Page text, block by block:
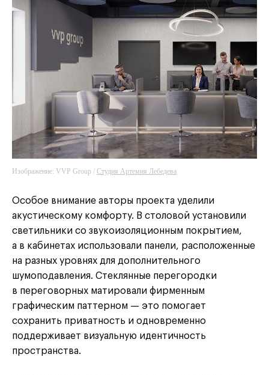
Изображение: VVP Group / Студия Артемия Лебедева
Особое внимание авторы проекта уделили
акустическому комфорту. В столовой установили
светильники со звукоизоляционным покрытием,
а в кабинетах использовали панели, расположенные
на разных уровнях для дополнительного
шумоподавления. Стеклянные перегородки
в переговорных матировали фирменным
графическим паттерном — это помогает
сохранить приватность и одновременно
поддерживает визуальную идентичность
пространства.